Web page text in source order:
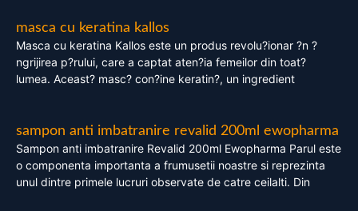
masca cu keratina kallos
Masca cu keratina Kallos este un produs revolu?ionar ?n ?
ngrijirea p?rului, care a captat aten?ia femeilor din toat?
lumea. Aceast? masc? con?ine keratin?, un ingredient
sampon anti imbatranire revalid 200ml ewopharma
Sampon anti imbatranire Revalid 200ml Ewopharma Parul este
o componenta importanta a frumusetii noastre si reprezinta
unul dintre primele lucruri observate de catre ceilalti. Din